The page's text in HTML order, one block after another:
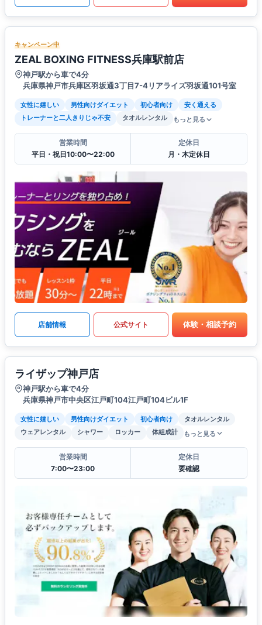
キャンペーン中
ZEAL BOXING FITNESS兵庫駅前店
神戸駅から車で4分
兵庫県神戸市兵庫区羽坂通3丁目7-4リアライズ羽坂通101号室
女性に嬉しい 男性向けダイエット 初心者向け
安く通える
トレーナーと二人きりじゃ不安
タオルレンタル もっと見る
営業時間
平日・祝日10:00〜22:00
定休日
月・木定休日
店舗情報 公式サイト 体験・相談予約
ライザップ神戸店
神戸駅から車で4分
兵庫県神戸市中央区江戸町104江戸町104ビル1F
女性に嬉しい 男性向けダイエット 初心者向け
タオルレンタル
ウェアレンタル
シャワー ロッカー 体組成計 もっと見る
営業時間
7:00〜23:00
定休日
要確認